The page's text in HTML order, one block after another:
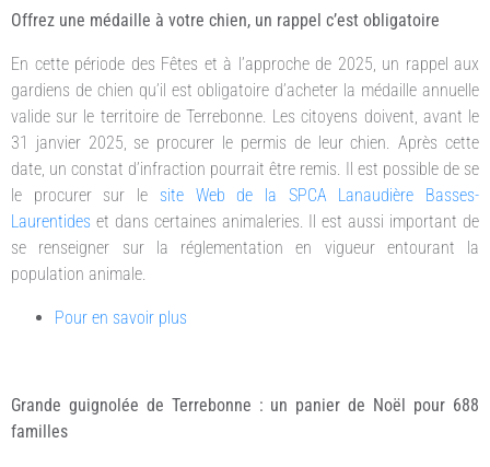
Offrez une médaille à votre chien, un rappel c’est obligatoire
En cette période des Fêtes et à l’approche de 2025, un rappel aux
gardiens de chien qu’il est obligatoire d’acheter la médaille annuelle
valide sur le territoire de Terrebonne. Les citoyens doivent, avant le
31 janvier 2025, se procurer le permis de leur chien. Après cette
date, un constat d’infraction pourrait être remis. Il est possible de se
le procurer sur le site Web de la SPCA Lanaudière Basses-
Laurentides et dans certaines animaleries. Il est aussi important de
se renseigner sur la réglementation en vigueur entourant la
population animale.
Pour en savoir plus
Grande guignolée de Terrebonne : un panier de Noël pour 688
familles